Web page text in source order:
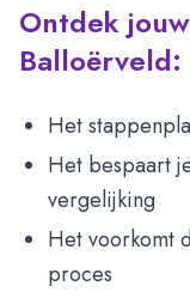
Ontdek
Balloërveld:
Het
Het bespaart
vergelijking
Het voorkomt
proces